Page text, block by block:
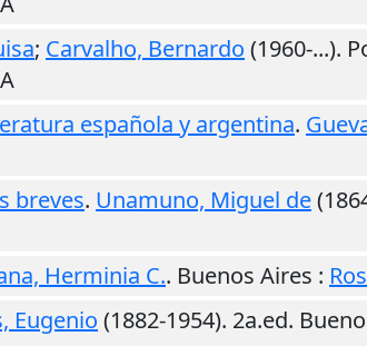
; Carvalho, Bernardo (1960-...).
española y argentina.
breves. Unamuno, Miguel de
Herminia C.. Buenos Aires :
Eugenio (1882-1954). 2a.ed.